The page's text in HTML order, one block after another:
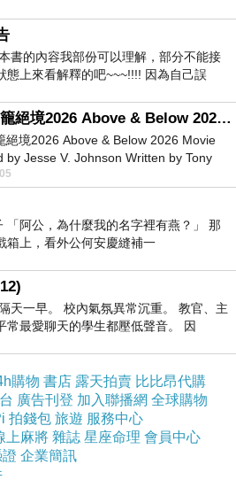
書的內容我部份可以理解，部分不能接
態上來看解釋的吧~~~!!!! 因為自己誤
電影鯊籠絕境2026 Above & Below 2026 Movie
絕境2026 Above & Below 2026 Movie
by Jesse V. Johnson Written by Tony
Starring Laura Maran
「阿公，為什麼我的名字裡有燕？」 那
箱上，看外公何安慶縫補一
天一早。 校內氣氛異常沉重。 教官、主
常最愛聊天的學生都壓低聲音。 因
購物 書店 露天拍賣 比比昂代購
廣告刊登 加入聯播網 全球購物
拍錢包 旅遊 服務中心
上麻將 雜誌 星座命理 會員中心
企業簡訊